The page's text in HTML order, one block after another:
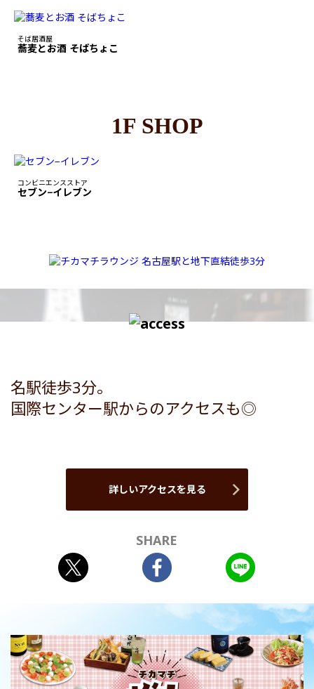
そば居酒屋
蕎麦とお酒 そばちょこ
1F SHOP
コンビニエンスストア
セブン−イレブン
名駅徒歩3分。
国際センター駅からのアクセスも◎
詳しいアクセスを見る
SHARE